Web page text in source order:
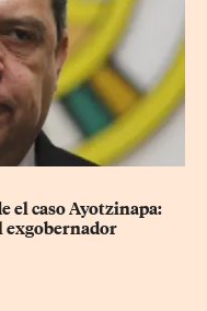
el caso Ayotzinapa:
exgobernador